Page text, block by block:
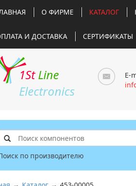
О ФИРМЕ КАТАЛОГ
И ДОСТАВКА СЕРТИФИКАТЫ
1St Line
Electronics
E-
по производителю